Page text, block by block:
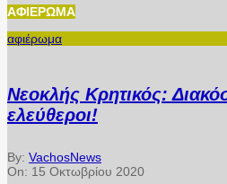
ΑΦΙΈΡΩΜΑ
αφιέρωμα
Νεοκλής Κρητικός:
ελεύθεροι!
By: VachosNews
On: 15 Οκτωβρίου 2020